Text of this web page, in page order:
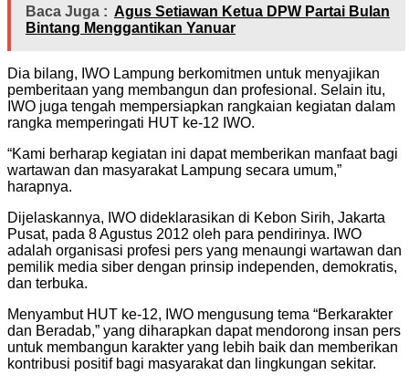
Baca Juga : Agus Setiawan Ketua DPW Partai Bulan
Bintang Menggantikan Yanuar
Dia bilang, IWO Lampung berkomitmen untuk menyajikan
pemberitaan yang membangun dan profesional. Selain itu,
IWO juga tengah mempersiapkan rangkaian kegiatan dalam
rangka memperingati HUT ke-12 IWO.
“Kami berharap kegiatan ini dapat memberikan manfaat bagi
wartawan dan masyarakat Lampung secara umum,”
harapnya.
Dijelaskannya, IWO dideklarasikan di Kebon Sirih, Jakarta
Pusat, pada 8 Agustus 2012 oleh para pendirinya. IWO
adalah organisasi profesi pers yang menaungi wartawan dan
pemilik media siber dengan prinsip independen, demokratis,
dan terbuka.
Menyambut HUT ke-12, IWO mengusung tema “Berkarakter
dan Beradab,” yang diharapkan dapat mendorong insan pers
untuk membangun karakter yang lebih baik dan memberikan
kontribusi positif bagi masyarakat dan lingkungan sekitar.